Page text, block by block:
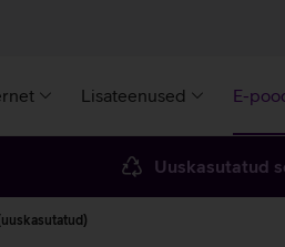
Lisateenused E-
Uuskasutatud